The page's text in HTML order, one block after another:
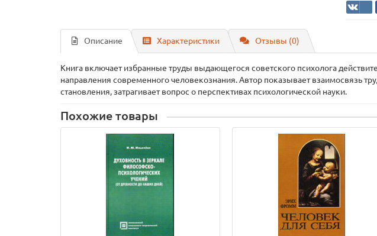
Описание Характеристики Отзывы (0)
Книга включает избранные труды выдающегося советского психолога
направления современного человекознания. Автор показывает взаимосвязь
становления, затрагивает вопрос о перспективах психологической науки.
Похожие товары